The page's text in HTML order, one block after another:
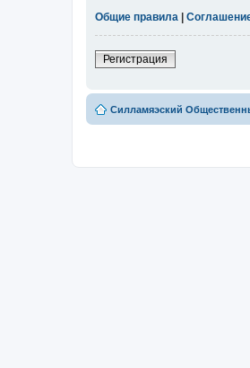
Общие правила
Регистрация
Силламяэский